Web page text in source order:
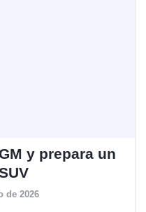
y prepara un
de 2026